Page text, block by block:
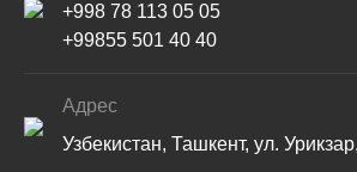
+998 78 113 05 05
+99855 501 40 40
Адрес
Узбекистан, Ташкент, ул.